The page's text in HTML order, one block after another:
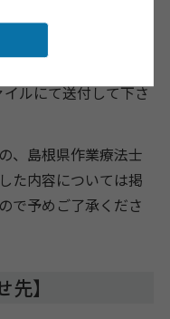
ルにて送付して下さ
、島根県作業療法士
た内容については掲
で予めご了承くださ
】